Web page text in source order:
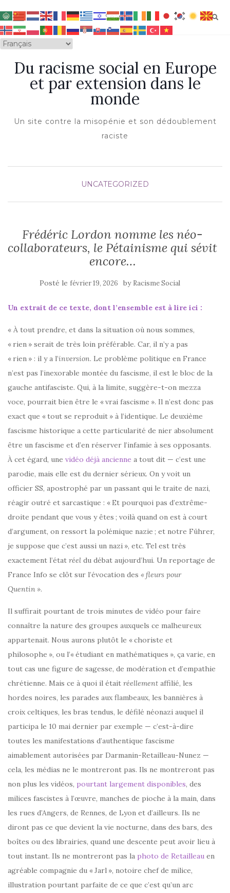
OUVRIR/FERMER LA NAVIGATION
Du racisme social en Europe
et par extension dans le
monde
Un site contre la misopénie et son dédoublement
raciste
UNCATEGORIZED
Frédéric Lordon nomme les néo-
collaborateurs, le Pétainisme qui sévit
encore…
Posté le février 19, 2026 by Racisme Social
Un extrait de ce texte, dont l’ensemble est à lire ici :
« À tout prendre, et dans la situation où nous sommes,
« rien » serait de très loin préférable. Car, il n’y a pas
« rien » : il y a l’inversion. Le problème politique en France
n’est pas l’inexorable montée du fascisme, il est le bloc de la
gauche antifasciste. Qui, à la limite, suggère-t-on mezza
voce, pourrait bien être le «vrai fascisme ». Il n’est donc pas
exact que «tout se reproduit » à l’identique. Le deuxième
fascisme historique a cette particularité de nier absolument
être un fascisme et d’en réserver l’infamie à ses opposants.
À cet égard, une vidéo déjà ancienne a tout dit — c’est une
parodie, mais elle est du dernier sérieux. On y voit un
officier SS, apostrophé par un passant qui le traite de nazi,
réagir outré et sarcastique : « Et pourquoi pas d’extrême-
droite pendant que vous y êtes ; voilà quand on est à court
d’argument, on ressort la polémique nazie ; et notre Führer,
je suppose que c’est aussi un nazi », etc. Tel est très
exactement l’état réel du débat aujourd’hui. Un reportage de
France Info se clôt sur l’évocation des «fleurs pour
Quentin».
Il suffirait pourtant de trois minutes de vidéo pour faire
connaître la nature des groupes auxquels ce malheureux
appartenait. Nous aurons plutôt le «choriste et
philosophe », ou l’«étudiant en mathématiques », ça varie, en
tout cas une figure de sagesse, de modération et d’empathie
chrétienne. Mais ce à quoi il était réellement affilié, les
hordes noires, les parades aux flambeaux, les bannières à
croix celtiques, les bras tendus, le défilé néonazi auquel il
participa le 10 mai dernier par exemple — c’est-à-dire
toutes les manifestations d’authentique fascisme
aimablement autorisées par Darmanin-Retailleau-Nunez —
cela, les médias ne le montreront pas. Ils ne montreront pas
non plus les vidéos, pourtant largement disponibles, des
milices fascistes à l’œuvre, manches de pioche à la main, dans
les rues d’Angers, de Rennes, de Lyon et d’ailleurs. Ils ne
diront pas ce que devient la vie nocturne, dans des bars, des
boîtes ou des librairies, quand une descente peut avoir lieu à
tout instant. Ils ne montreront pas la photo de Retailleau en
agréable compagnie du «Jarl », notoire chef de milice,
illustration pourtant parfaite de ce que c’est qu’un arc